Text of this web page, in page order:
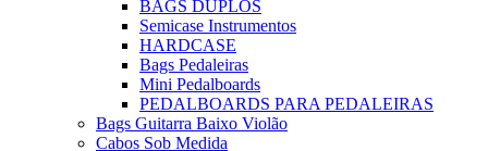
BAGS DUPLOS
Semicase Instrumentos
HARDCASE
Bags Pedaleiras
Mini Pedalboards
PEDALBOARDS PARA PEDALEIRAS
Bags Guitarra Baixo Violão
Cabos Sob Medida